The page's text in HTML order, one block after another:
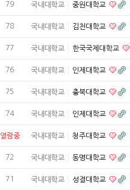
79 국내대학교 중원대학교
78 국내대학교 김천대학교
77 국내대학교 한국국제대학교
76 국내대학교 인제대학교
75 국내대학교 충북대학교
74 국내대학교 인제대학교
열람중 국내대학교 청주대학교
72 국내대학교 동명대학교
71 국내대학교 성결대학교